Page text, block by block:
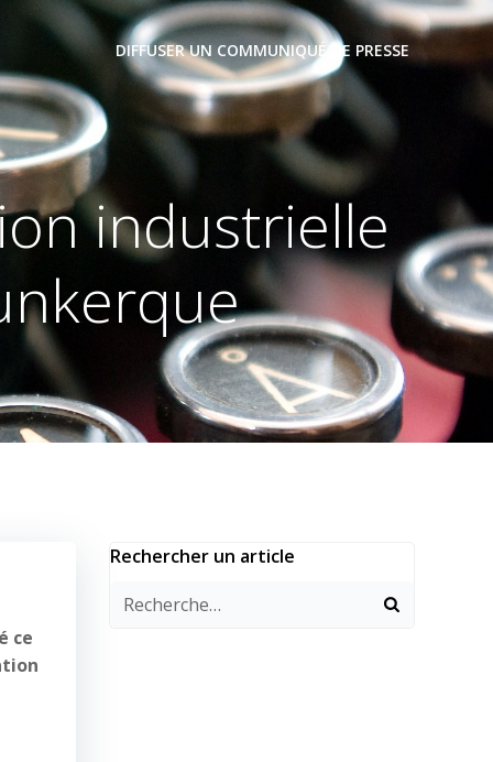
DIFFUSER UN COMMUNIQUÉ DE PRESSE
industrielle
ce
Rechercher un article